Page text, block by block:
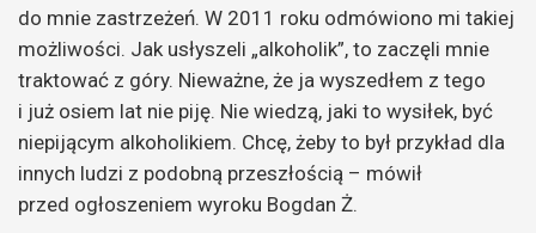
do mnie zastrzeżeń. W 2011 roku odmówiono mi takiej
możliwości. Jak usłyszeli „alkoholik”, to zaczęli mnie
traktować z góry. Nieważne, że ja wyszedłem z tego
i już osiem lat nie piję. Nie wiedzą, jaki to wysiłek, być
niepijącym alkoholikiem. Chcę, żeby to był przykład dla
innych ludzi z podobną przeszłością – mówił
przed ogłoszeniem wyroku Bogdan Ż.